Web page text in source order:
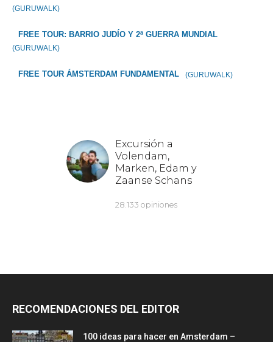
(GURUWALK)
FREE TOUR: BARRIO JUDÍO Y 2ª GUERRA MUNDIAL
(GURUWALK)
FREE TOUR ÁMSTERDAM FUNDAMENTAL (GURUWALK)
RECOMENDACIONES DEL EDITOR
100 ideas para hacer en Amsterdam –